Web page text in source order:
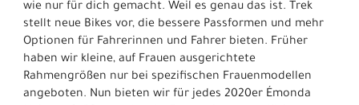
wie nur für dich gemacht. Weil es genau das ist. Trek
stellt neue Bikes vor, die bessere Passformen und mehr
Optionen für Fahrerinnen und Fahrer bieten. Früher
haben wir kleine, auf Frauen ausgerichtete
Rahmengrößen nur bei spezifischen Frauenmodellen
angeboten. Nun bieten wir für jedes 2020er Émonda